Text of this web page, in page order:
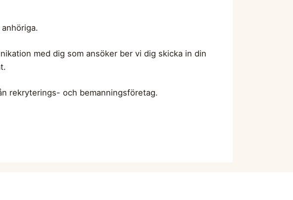
med dig som ansöker ber vi dig skicka in din
rekryterings- och bemanningsföretag.